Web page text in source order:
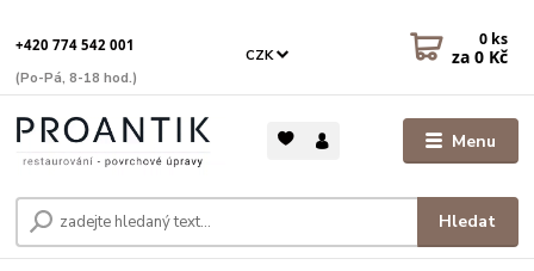
Menu
CZK
Hledat
+420 774 542 001
(Po-Pá, 8-18 hod.)
0 ks
za 0 Kč